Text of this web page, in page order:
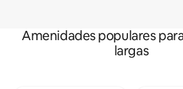
Amenidades populares
largas